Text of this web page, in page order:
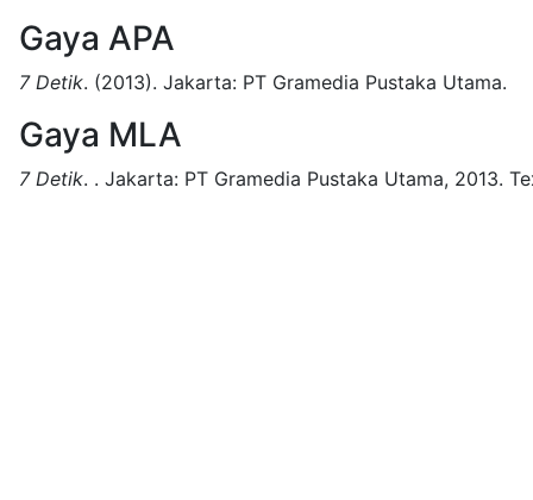
Gaya APA
7 Detik. (2013). Jakarta: PT Gramedia Pustaka Utama.
Gaya MLA
7 Detik. . Jakarta: PT Gramedia Pustaka Utama, 2013.